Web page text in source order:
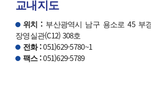
교내지도
위치 : 부산광역시 남구 용소로 45 부
장영실관(C12) 308호
전화 :051)629-5780~1
팩스 :051)629-5789